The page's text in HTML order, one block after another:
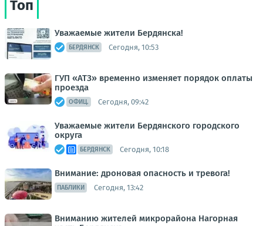
Топ
Уважаемые жители Бердянска!
БЕРДЯНСК Сегодня, 10:53
ГУП «АТЗ» временно изменяет порядок оплаты
проезда
ОФИЦ. Сегодня, 09:42
Уважаемые жители Бердянского городского
округа
БЕРДЯНСК Сегодня, 10:18
Внимание: дроновая опасность и тревога!
ПАБЛИКИ Сегодня, 13:42
Вниманию жителей микрорайона Нагорная